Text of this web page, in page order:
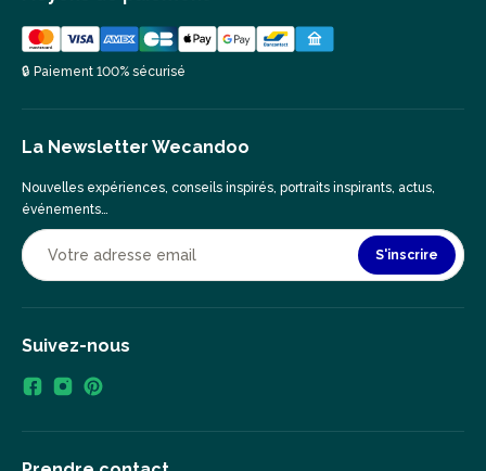
🔒 Paiement 100% sécurisé
La Newsletter Wecandoo
Nouvelles expériences, conseils inspirés, portraits inspirants, actus,
événements…
S'inscrire
Suivez-nous